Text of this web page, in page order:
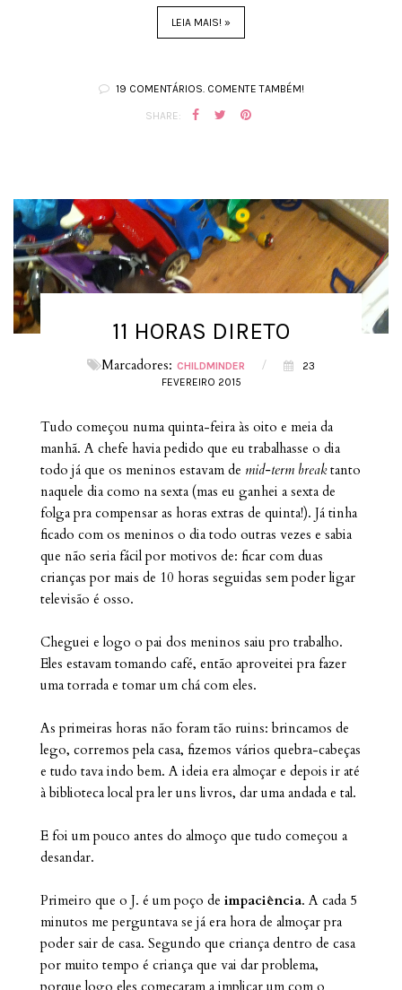
LEIA MAIS! »
19 COMENTÁRIOS. COMENTE TAMBÉM!
SHARE:
11 HORAS DIRETO
Marcadores: CHILDMINDER /
23
FEVEREIRO 2015
Tudo começou numa quinta-feira às oito e meia da
manhã. A chefe havia pedido que eu trabalhasse o dia
todo já que os meninos estavam de mid-term breaktanto
naquele dia como na sexta (mas eu ganhei a sexta de
folga pra compensar as horas extras de quinta!). Já tinha
ficado com os meninos o dia todo outras vezes e sabia
que não seria fácil por motivos de: ficar com duas
crianças por mais de 10 horas seguidas sem poder ligar
televisão é osso.
Cheguei e logo o pai dos meninos saiu pro trabalho.
Eles estavam tomando café, então aproveitei pra fazer
uma torrada e tomar um chá com eles.
As primeiras horas não foram tão ruins: brincamos de
lego, corremos pela casa, fizemos vários quebra-cabeças
e tudo tava indo bem. A ideia era almoçar e depois ir até
à biblioteca local pra ler uns livros, dar uma andada e tal.
E foi um pouco antes do almoço que tudo começou a
desandar.
Primeiro que o J. é um poço de impaciência. A cada 5
minutos me perguntava se já era hora de almoçar pra
poder sair de casa. Segundo que criança dentro de casa
por muito tempo é criança que vai dar problema,
porque logo eles começaram a implicar um com o